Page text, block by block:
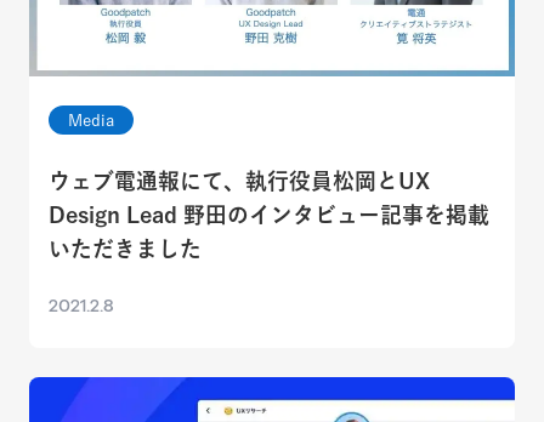
Media
ウェブ電通報にて、執行役員松岡とUX
Design Lead 野田のインタビュー記事を掲載
いただきました
2021.2.8